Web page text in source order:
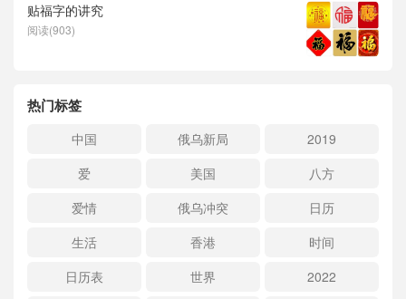
贴福字的讲究
阅读(903)
热门标签
中国 俄乌新局
2019
爱
美国
八方
爱情
俄乌冲突
日历
生活
香港
时间
日历表
世界
2022